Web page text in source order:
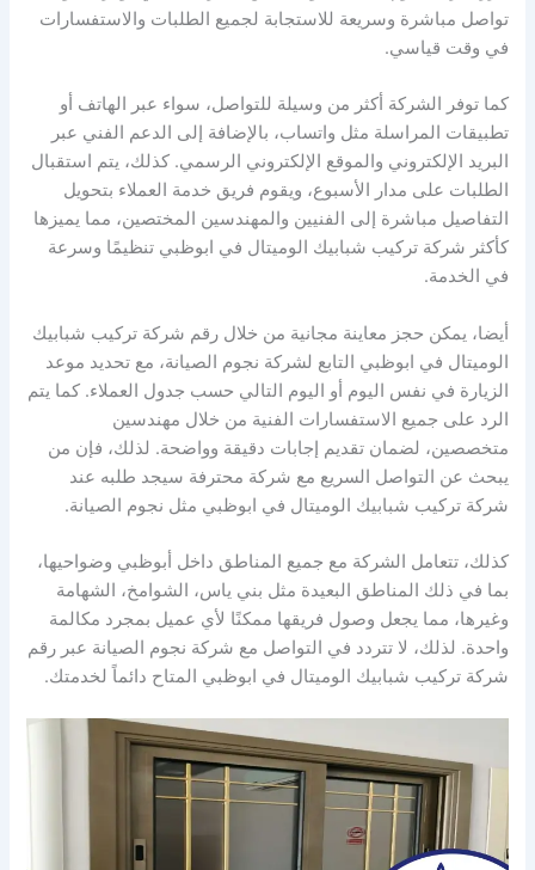
تواصل مباشرة وسريعة للاستجابة لجميع الطلبات والاستفسارات
في وقت قياسي.
كما توفر الشركة أكثر من وسيلة للتواصل، سواء عبر الهاتف أو
تطبيقات المراسلة مثل واتساب، بالإضافة إلى الدعم الفني عبر
البريد الإلكتروني والموقع الإلكتروني الرسمي. كذلك، يتم استقبال
الطلبات على مدار الأسبوع، ويقوم فريق خدمة العملاء بتحويل
التفاصيل مباشرة إلى الفنيين والمهندسين المختصين، مما يميزها
كأكثر شركة تركيب شبابيك الوميتال في ابوظبي تنظيمًا وسرعة
في الخدمة.
أيضا، يمكن حجز معاينة مجانية من خلال رقم شركة تركيب شبابيك
الوميتال في ابوظبي التابع لشركة نجوم الصيانة، مع تحديد موعد
الزيارة في نفس اليوم أو اليوم التالي حسب جدول العملاء. كما يتم
الرد على جميع الاستفسارات الفنية من خلال مهندسين
متخصصين، لضمان تقديم إجابات دقيقة وواضحة. لذلك، فإن من
يبحث عن التواصل السريع مع شركة محترفة سيجد طلبه عند
شركة تركيب شبابيك الوميتال في ابوظبي مثل نجوم الصيانة.
كذلك، تتعامل الشركة مع جميع المناطق داخل أبوظبي وضواحيها،
بما في ذلك المناطق البعيدة مثل بني ياس، الشوامخ، الشهامة
وغيرها، مما يجعل وصول فريقها ممكنًا لأي عميل بمجرد مكالمة
واحدة. لذلك، لا تتردد في التواصل مع شركة نجوم الصيانة عبر رقم
شركة تركيب شبابيك الوميتال في ابوظبي المتاح دائماً لخدمتك.